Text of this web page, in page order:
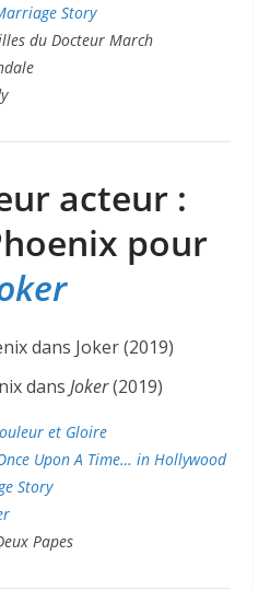
Story
du Docteur March
acteur :
pour
dans Joker(2019)
et Gloire
Upon A Time… in Hollywood
Story
Papes